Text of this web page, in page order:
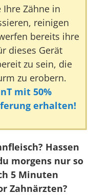
Zähne in
reinigen
bereits ihre
dieses Gerät
zu sein, die
zu erobern.
mit 50%
erhalten!
Hassen
morgens nur so
5 Minuten
Zahnärzten?